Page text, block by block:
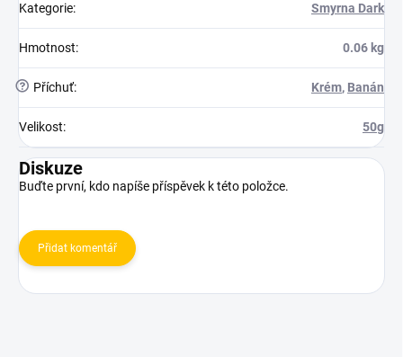
Kategorie: Smyrna Dark
Hmotnost: 0.06 kg
? Příchuť: Krém, Banán
Velikost: 50g
Diskuze
Buďte první, kdo napíše příspěvek k této položce.
Přidat komentář